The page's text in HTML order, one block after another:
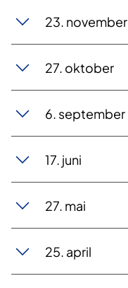
23. november
27. oktober
6. september
17. juni
27. mai
25. april